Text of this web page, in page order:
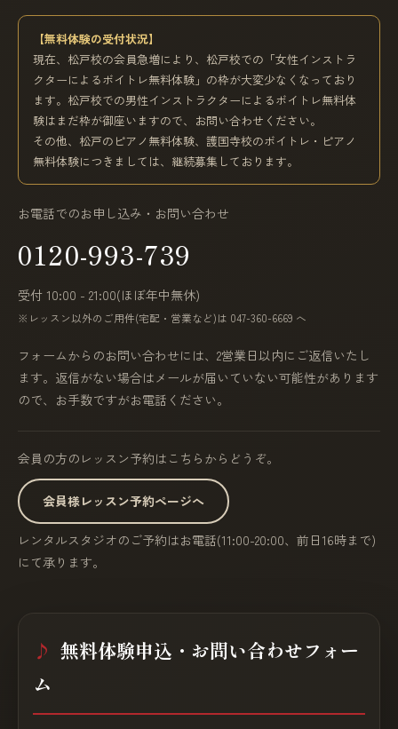
【無料体験の受付状況】
現在、松戸校の会員急増により、松戸校での「女性インストラ
クターによるボイトレ無料体験」の枠が大変少なくなっており
ます。松戸校での男性インストラクターによるボイトレ無料体
験はまだ枠が御座いますので、お問い合わせください。
その他、松戸のピアノ無料体験、護国寺校のボイトレ・ピアノ
無料体験につきましては、継続募集しております。
お電話でのお申し込み・お問い合わせ
0120-993-739
受付 10:00 - 21:00(ほぼ年中無休)
※レッスン以外のご用件(宅配・営業など)は 047-360-6669 へ
フォームからのお問い合わせには、2営業日以内にご返信いたし
ます。返信がない場合はメールが届いていない可能性があります
ので、お手数ですがお電話ください。
会員の方のレッスン予約はこちらからどうぞ。
会員様レッスン予約ページへ
レンタルスタジオのご予約はお電話(11:00-20:00、前日16時まで)
にて承ります。
無料体験申込・お問い合わせフォー
ム